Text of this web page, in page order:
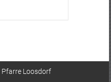
Pfarre Loosdorf